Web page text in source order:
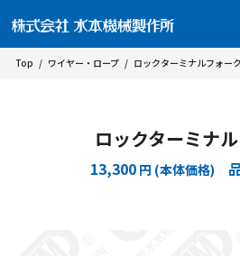
Top / ワイヤー・ロープ / ロックターミナルフォーク
ロックターミナ
13,300 円 (本体価格)